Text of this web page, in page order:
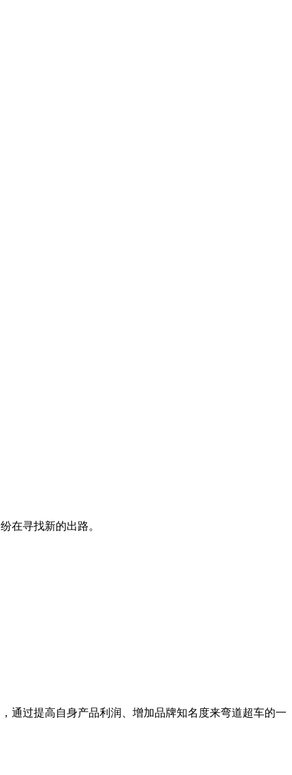
在寻找新的出路。
通过提高自身产品利润、增加品牌知名度来弯道超车的一